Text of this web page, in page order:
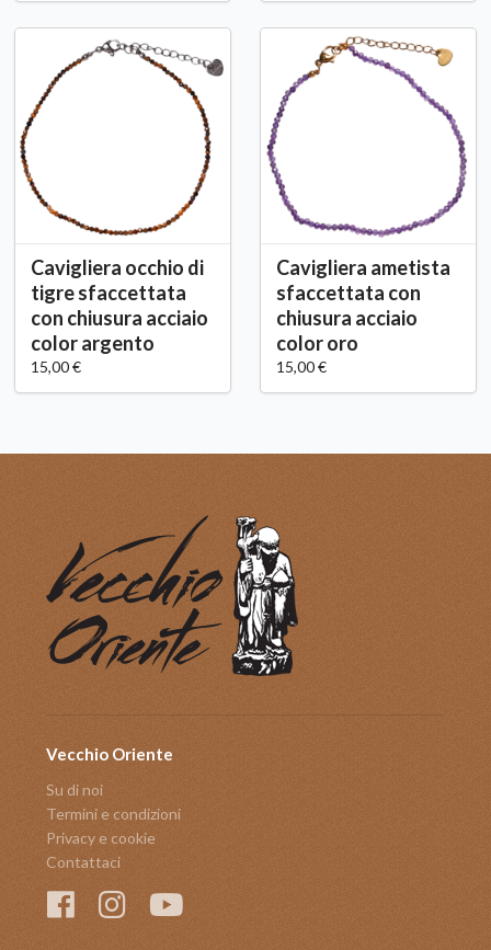
Cavigliera occhio di
tigre sfaccettata
con chiusura acciaio
color argento
15,00 €
Cavigliera ametista
sfaccettata con
chiusura acciaio
color oro
15,00 €
Vecchio Oriente
Su di noi
Termini e condizioni
Privacy e cookie
Contattaci